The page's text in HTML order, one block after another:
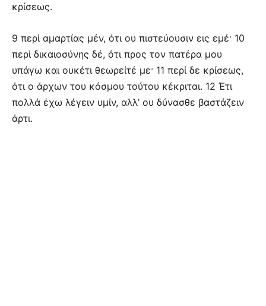
κρίσεως.
9 περί αμαρτίας μέν, ότι ου πιστεύουσιν εις εμέ· 10
περί δικαιοσύνης δέ, ότι προς τον πατέρα μου
υπάγω και ουκέτι θεωρείτέ με· 11 περί δε κρίσεως,
ότι ο άρχων του κόσμου τούτου κέκριται. 12 Έτι
πολλά έχω λέγειν υμίν, αλλ’ ου δύνασθε βαστάζειν
άρτι.